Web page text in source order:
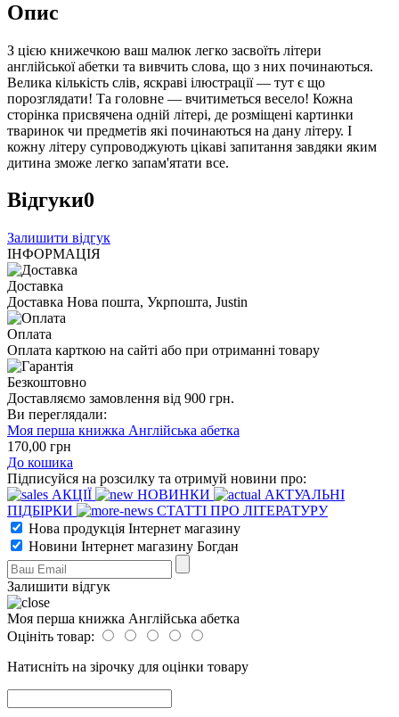
Опис
З цією книжечкою ваш малюк легко засвоїть літери
англійської абетки та вивчить слова, що з них починаються.
Велика кількість слів, яскраві ілюстрації — тут є що
порозглядати! Та головне — вчитиметься весело! Кожна
сторінка присвячена одній літері, де розміщені картинки
тваринок чи предметів які починаються на дану літеру. І
кожну літеру супроводжують цікаві запитання завдяки яким
дитина зможе легко запам'ятати все.
Відгуки0
Залишити відгук
ІНФОРМАЦІЯ
Доставка
Доставка Нова пошта, Укрпошта, Justin
Оплата
Оплата карткою на сайті або при отриманні товару
Безкоштовно
Доставляємо замовлення від 900 грн.
Ви переглядали:
Моя перша книжка Англійська абетка
170,00 грн
До кошика
Підписуйся на розсилку та отримуй новини про:
АКЦІЇ
НОВИНКИ
АКТУАЛЬНІ
ПІДБІРКИ
СТАТТІ ПРО ЛІТЕРАТУРУ
Нова продукція Інтернет магазину
Новини Інтернет магазину Богдан
Залишити відгук
Моя перша книжка Англійська абетка
Оцініть товар:
Натисніть на зірочку для оцінки товару